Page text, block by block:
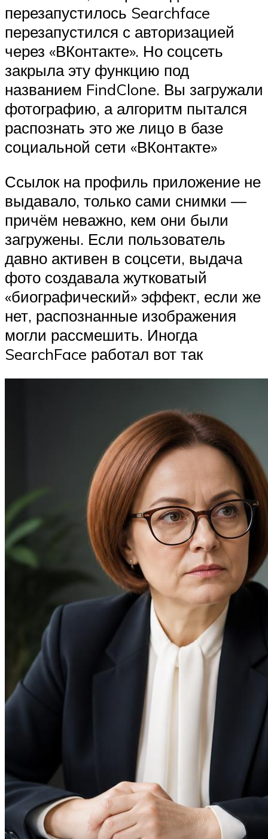
перезапустилось Searchface
перезапустился с авторизацией
через «ВКонтакте». Но соцсеть
закрыла эту функцию под
названием FindClone. Вы загружали
фотографию, а алгоритм пытался
распознать это же лицо в базе
социальной сети «ВКонтакте»
Ссылок на профиль приложение не
выдавало, только сами снимки —
причём неважно, кем они были
загружены. Если пользователь
давно активен в соцсети, выдача
фото создавала жутковатый
«биографический» эффект, если же
нет, распознанные изображения
могли рассмешить. Иногда
SearchFace работал вот так